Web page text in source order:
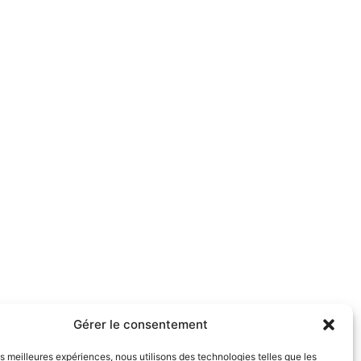
Gérer le consentement
meilleures expériences, nous utilisons des technologies telles que les